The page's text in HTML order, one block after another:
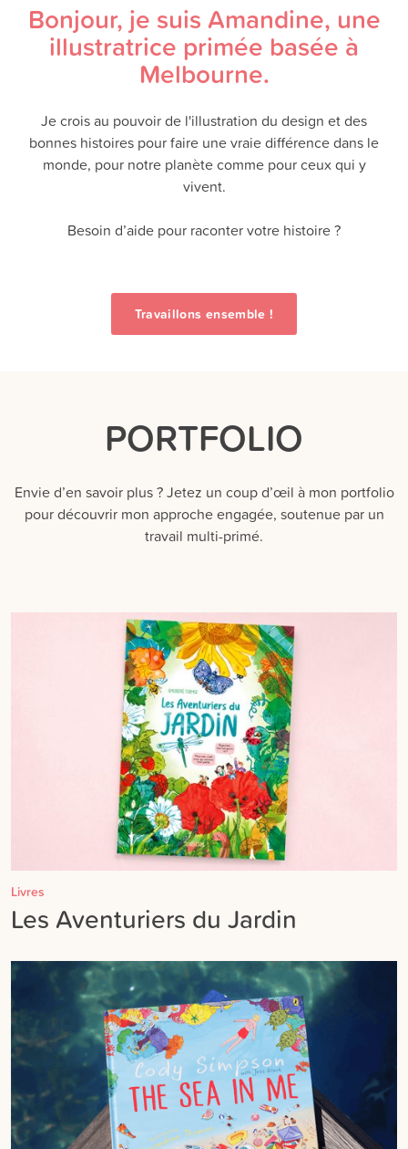
Bonjour, je suis Amandine, une
illustratrice primée basée à
Melbourne.
Je crois au pouvoir de l'illustration du design et des
bonnes histoires pour faire une vraie différence dans le
monde, pour notre planète comme pour ceux qui y
vivent.
Besoin d’aide pour raconter votre histoire ?
Travaillons ensemble !
PORTFOLIO
Envie d’en savoir plus ? Jetez un coup d’œil à mon portfolio
pour découvrir mon approche engagée, soutenue par un
travail multi-primé.
Livres
Les Aventuriers du Jardin